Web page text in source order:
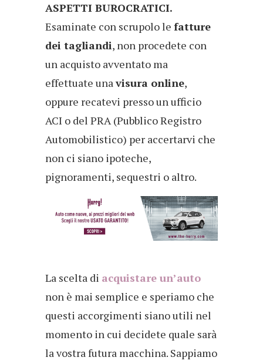
ASPETTI BUROCRATICI.
Esaminate con scrupolo le fatture
dei tagliandi, non procedete con
un acquisto avventato ma
effettuate unavisura online,
oppure recatevi presso un ufficio
ACI o del PRA (Pubblico Registro
Automobilistico) per accertarvi che
non ci siano ipoteche,
pignoramenti, sequestri o altro.
La scelta di acquistare un’auto
non è mai semplice e speriamo che
questi accorgimenti siano utili nel
momento in cui decidete quale sarà
la vostra futura macchina. Sappiamo